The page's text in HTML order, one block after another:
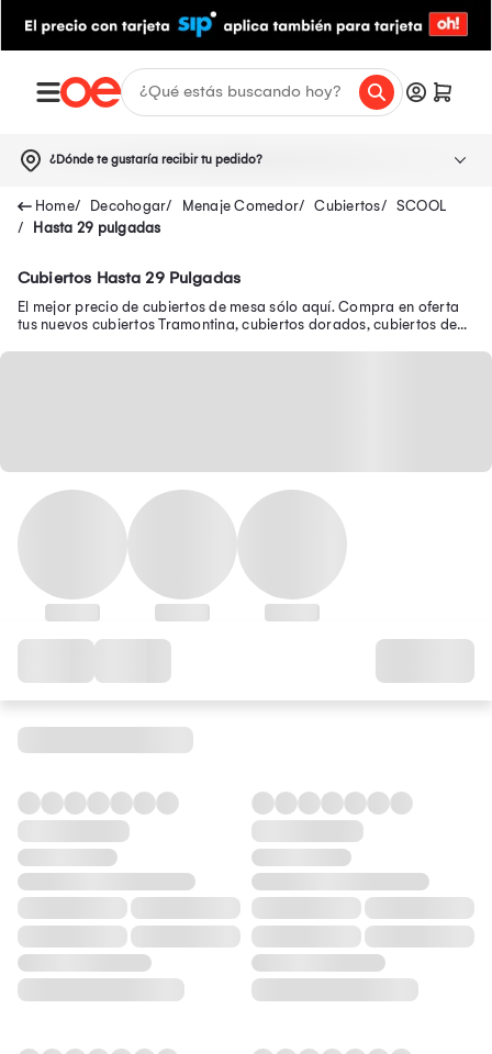
¿Dónde te gustaría recibir tu pedido?
Decohogar Menaje Comedor Cubiertos
SCOOL
Hasta 29 pulgadas
Cubiertos Hasta 29 Pulgadas
El mejor precio de cubiertos de mesa sólo aquí. Compra en oferta
tus nuevos cubiertos Tramontina, cubiertos dorados, cubiertos de